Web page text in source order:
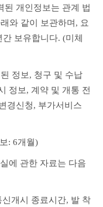
된 개인정보는 관계 법
와 같이 보관하며, 요
보유합니다. (미체
정보, 청구 및 수납
정보, 계약 및 개통 전
경신청, 부가서비스
: 6개월)
에 관한 자료는 다음
개시 종료시간, 발 착